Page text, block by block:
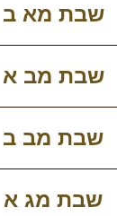
שבת מא ב
שבת מב א
שבת מב ב
שבת מג א